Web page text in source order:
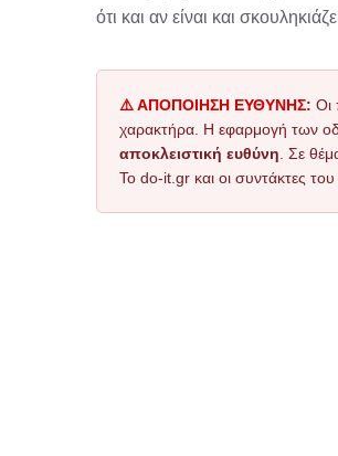
ότι και αν είναι και
⚠️ ΑΠΟΠΟΙΗΣΗ ΕΥΘΥΝΗΣ: Οι
χαρακτήρα. Η εφαρμογή των
αποκλειστική ευθύνη . Σε
Το do-it.gr και οι συντάκτες